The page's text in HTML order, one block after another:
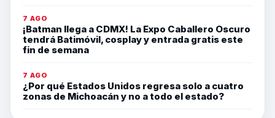
7 AGO
¡Batman llega a CDMX! La Expo Caballero Oscuro
tendrá Batimóvil, cosplay y entrada gratis este
fin de semana
7 AGO
¿Por qué Estados Unidos regresa solo a cuatro
zonas de Michoacán y no a todo el estado?